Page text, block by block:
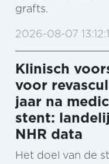
grafts.
2026-08-07
Klinisch
voor
jaar na
stent:
NHR data
Het doel van de